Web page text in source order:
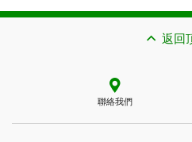
返回
聯絡我們